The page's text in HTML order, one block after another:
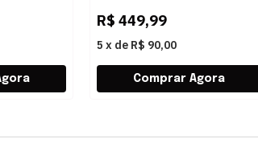
R$ 449,99
5 x de R$ 90,00